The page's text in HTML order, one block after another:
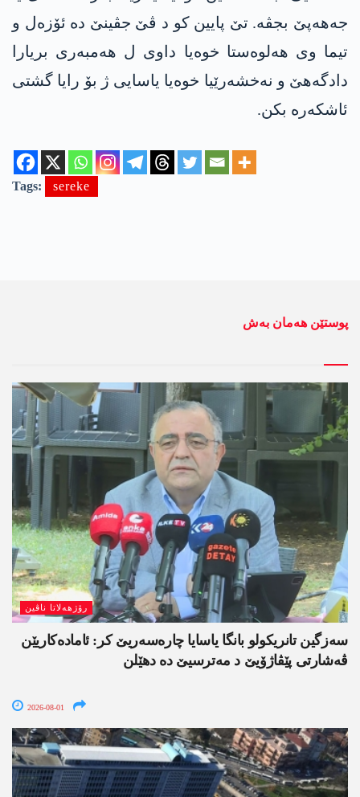
جەهەپێ بجڤە. تێ پایین کو د ڤێ جڤینێ دە ئۆزەل و
تیما وی ھەلوەستا خوەیا داوی ل ھەمبەری بریارا
دادگەھێ و نەخشەرێیا خوەیا یاسایی ژ بۆ رایا گشتی
ئاشکەرە بکن.
Tags: sereke
پوستێن ھەمان بەش
رۆژھەلاتا ناڤین
سەزگین تانریکولو بانگا یاسایا چارەسەریێ کر: ئامادەکاریێن
ڤەشارتی پێڤاژۆیێ د مەترسیێ دە دھێلن
2026-08-01